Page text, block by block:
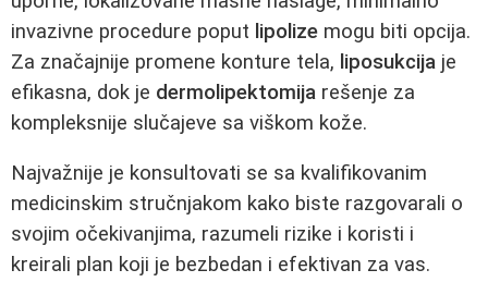
invazivne procedure poput lipolize mogu biti opcija.
Za značajnije promene konture tela, liposukcija je
efikasna, dok je dermolipektomija rešenje za
kompleksnije slučajeve sa viškom kože.
Najvažnije je konsultovati se sa kvalifikovanim
medicinskim stručnjakom kako biste razgovarali o
svojim očekivanjima, razumeli rizike i koristi i
kreirali plan koji je bezbedan i efektivan za vas.